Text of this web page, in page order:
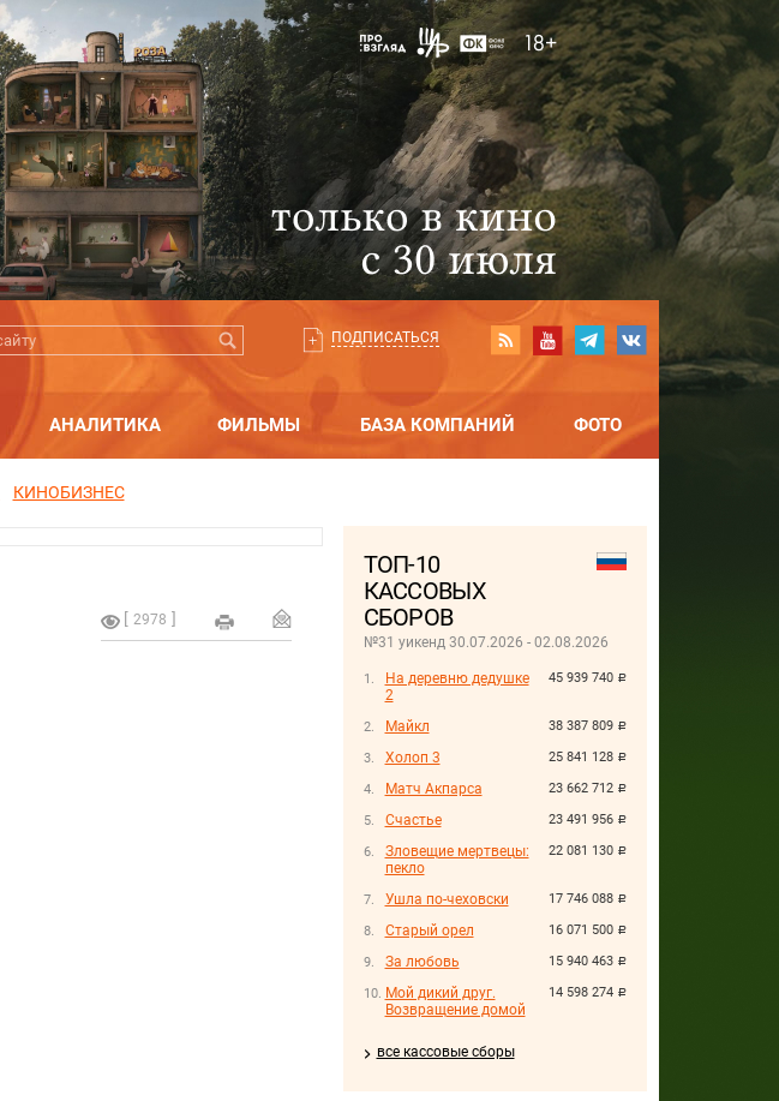
ПОДПИСАТЬСЯ
АНАЛИТИКА ФИЛЬМЫ БАЗА КОМПАНИЙ ФОТО
КИНОБИЗНЕС
ТОП-10
КАССОВЫХ
СБОРОВ
№31 уикенд 30.07.2026 - 02.08.2026
45 939 740 руб.
На деревню дедушке
2
38 387 809 руб.
Майкл
25 841 128 руб.
Холоп 3
23 662 712 руб.
Матч Акпарса
23 491 956 руб.
Счастье
22 081 130 руб.
Зловещие мертвецы:
пекло
17 746 088 руб.
Ушла по-чеховски
16 071 500 руб.
Старый орел
15 940 463 руб.
За любовь
14 598 274 руб.
Мой дикий друг.
Возвращение домой
все кассовые сборы
2978